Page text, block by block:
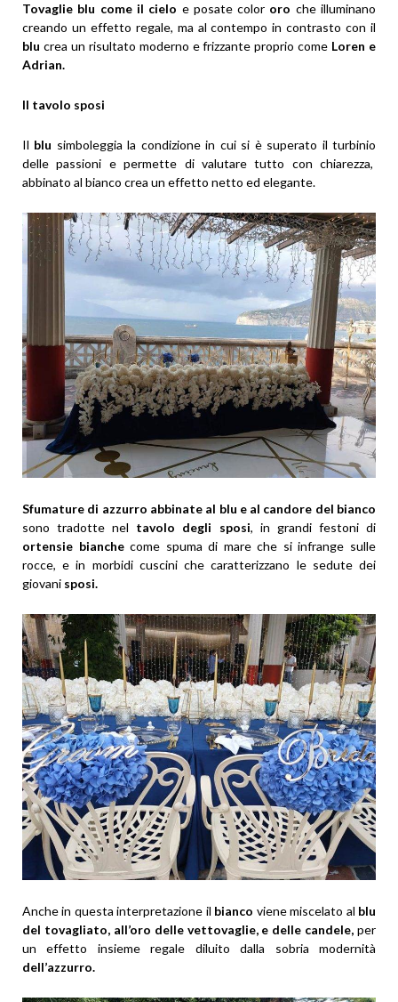
Tovaglie blu come il cielo e posate color oro che illuminano
creando un effetto regale, ma al contempo in contrasto con il
blu crea un risultato moderno e frizzante proprio come Loren e
Adrian.
Il tavolo sposi
Il blu simboleggia la condizione in cui si è superato il turbinio
delle passioni e permette di valutare tutto con chiarezza,
abbinato al bianco crea un effetto netto ed elegante.
Sfumature di azzurro abbinate al blu e al candore del bianco
sono tradotte nel tavolo degli sposi, in grandi festoni di
ortensie bianchecome spuma di mare che si infrange sulle
rocce, e in morbidi cuscini che caratterizzano le sedute dei
giovani sposi.
Anche in questa interpretazione il bianco viene miscelato al blu
del tovagliato, all’oro delle vettovaglie, e delle candele, per
un effetto insieme regale diluito dalla sobria modernità
dell’azzurro.